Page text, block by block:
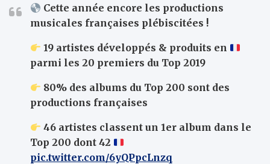
Cette année encore les productions
musicales françaises plébiscitées !
19 artistes développés & produits en
parmi les 20 premiers du Top 2019
80% des albums du Top 200 sont des
productions françaises
46 artistes classent un 1er album dans le
Top 200 dont 42
pic.twitter.com/6yQPpcLnzq